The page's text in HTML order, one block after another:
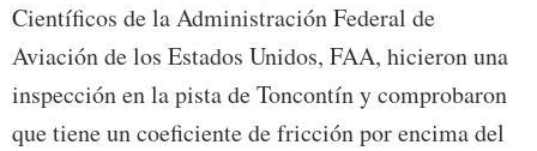
Científicos de la Administración Federal de
Aviación de los Estados Unidos, FAA, hicieron una
inspección en la pista de Toncontín y comprobaron
que tiene un coeficiente de fricción por encima del